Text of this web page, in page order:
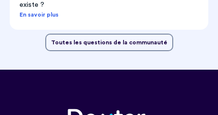
existe ?
En savoir plus
Toutes les questions de la communauté